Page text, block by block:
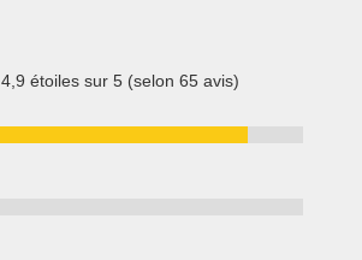
4,9 étoiles sur 5 (selon 65 avis)